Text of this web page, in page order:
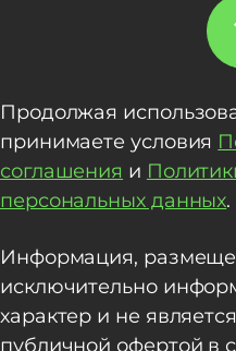
Продолжая
принимаете условия
соглашения и
персональных данных.
Информация,
исключительно
характер и не
публичной офертой в